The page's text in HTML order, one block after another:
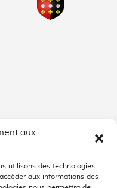
aux
utilisons des technologies
aux informations des